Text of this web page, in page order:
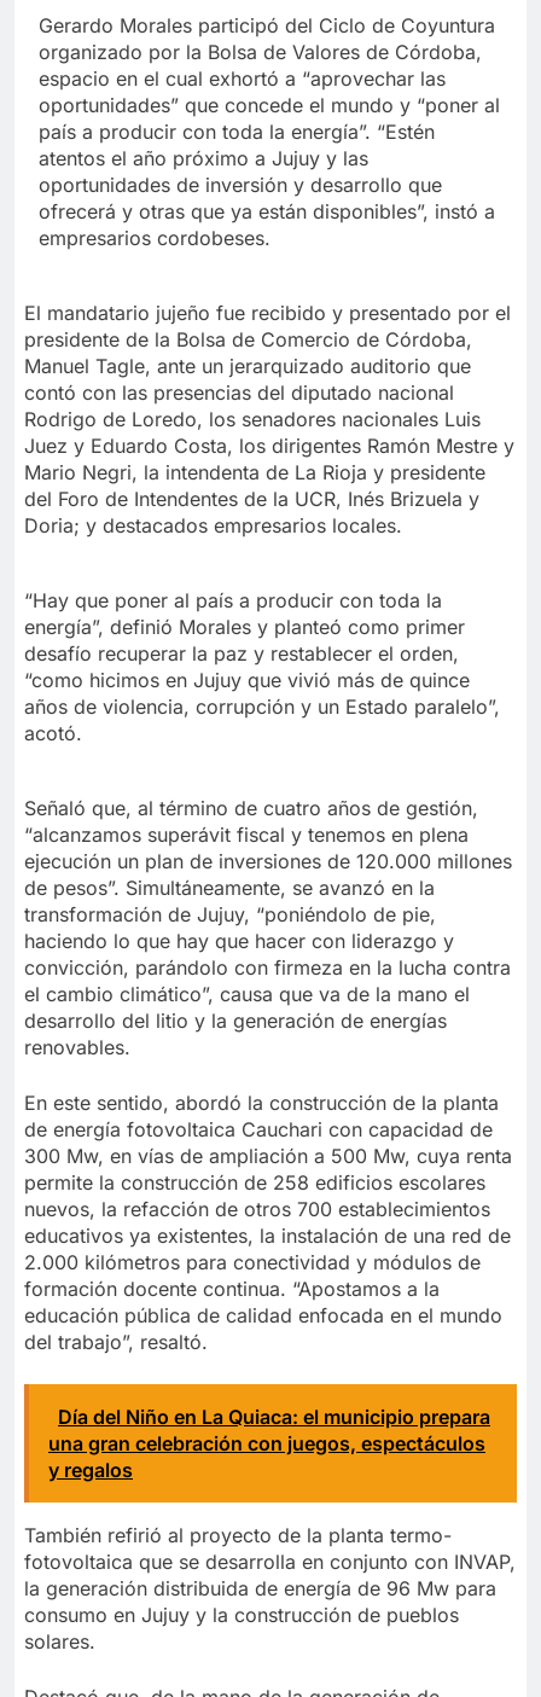
Gerardo Morales participó del Ciclo de Coyuntura
organizado por la Bolsa de Valores de Córdoba,
espacio en el cual exhortó a “aprovechar las
oportunidades” que concede el mundo y “poner al
país a producir con toda la energía”. “Estén
atentos el año próximo a Jujuy y las
oportunidades de inversión y desarrollo que
ofrecerá y otras que ya están disponibles”, instó a
empresarios cordobeses.
El mandatario jujeño fue recibido y presentado por el
presidente de la Bolsa de Comercio de Córdoba,
Manuel Tagle, ante un jerarquizado auditorio que
contó con las presencias del diputado nacional
Rodrigo de Loredo, los senadores nacionales Luis
Juez y Eduardo Costa, los dirigentes Ramón Mestre y
Mario Negri, la intendenta de La Rioja y presidente
del Foro de Intendentes de la UCR, Inés Brizuela y
Doria; y destacados empresarios locales.
“Hay que poner al país a producir con toda la
energía”, definió Morales y planteó como primer
desafío recuperar la paz y restablecer el orden,
“como hicimos en Jujuy que vivió más de quince
años de violencia, corrupción y un Estado paralelo”,
acotó.
Señaló que, al término de cuatro años de gestión,
“alcanzamos superávit fiscal y tenemos en plena
ejecución un plan de inversiones de 120.000 millones
de pesos”. Simultáneamente, se avanzó en la
transformación de Jujuy, “poniéndolo de pie,
haciendo lo que hay que hacer con liderazgo y
convicción, parándolo con firmeza en la lucha contra
el cambio climático”, causa que va de la mano el
desarrollo del litio y la generación de energías
renovables.
En este sentido, abordó la construcción de la planta
de energía fotovoltaica Cauchari con capacidad de
300 Mw, en vías de ampliación a 500 Mw, cuya renta
permite la construcción de 258 edificios escolares
nuevos, la refacción de otros 700 establecimientos
educativos ya existentes, la instalación de una red de
2.000 kilómetros para conectividad y módulos de
formación docente continua. “Apostamos a la
educación pública de calidad enfocada en el mundo
del trabajo”, resaltó.
Día del Niño en La Quiaca: el municipio prepara
una gran celebración con juegos, espectáculos
y regalos
También refirió al proyecto de la planta termo-
fotovoltaica que se desarrolla en conjunto con INVAP,
la generación distribuida de energía de 96 Mw para
consumo en Jujuy y la construcción de pueblos
solares.